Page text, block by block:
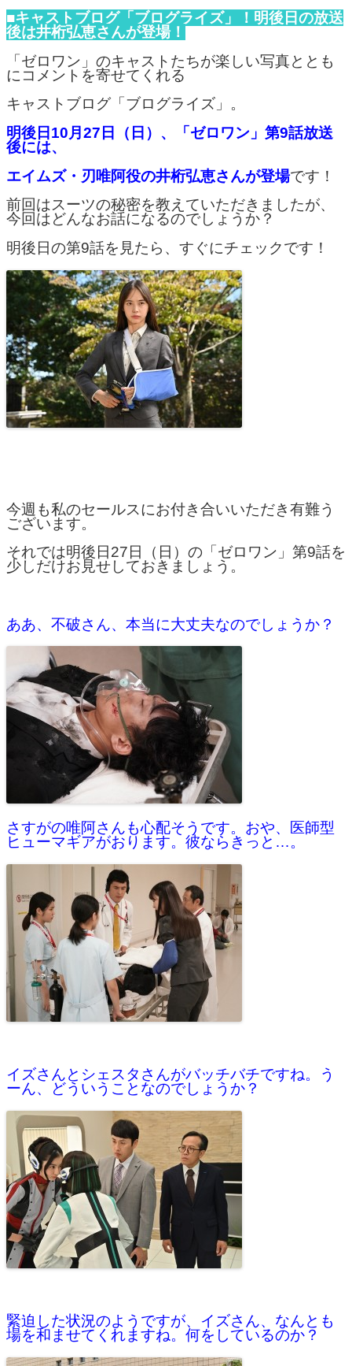
■キャストブログ「ブログライズ」！明後日の放送
後は井桁弘恵さんが登場！
「ゼロワン」のキャストたちが楽しい写真ととも
にコメントを寄せてくれる
キャストブログ「ブログライズ」。
明後日10月27日（日）、「ゼロワン」第9話放送
後には、
エイムズ・刃唯阿役の井桁弘恵さんが登場です！
前回はスーツの秘密を教えていただきましたが、
今回はどんなお話になるのでしょうか？
明後日の第9話を見たら、すぐにチェックです！
今週も私のセールスにお付き合いいただき有難う
ございます。
それでは明後日27日（日）の「ゼロワン」第9話を
少しだけお見せしておきましょう。
ああ、不破さん、本当に大丈夫なのでしょうか？
さすがの唯阿さんも心配そうです。おや、医師型
ヒューマギアがおります。彼ならきっと…。
イズさんとシェスタさんがバッチバチですね。う
ーん、どういうことなのでしょうか？
緊迫した状況のようですが、イズさん、なんとも
場を和ませてくれますね。何をしているのか？